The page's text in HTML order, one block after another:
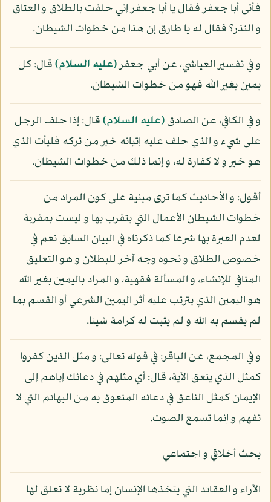
فأتى أبا جعفر فقال يا أبا جعفر إني حلفت بالطلاق و العتاق
و النذر؟ فقال له يا طارق إن هذا من خطوات الشيطان.
و في تفسير العياشي، عن أبي جعفر(عليه السلام)قال: كل
يمين بغير الله فهو من خطوات الشيطان.
و في الكافي، عن الصادق(عليه السلام)قال: إذا حلف الرجل
على شيء و الذي حلف عليه إتيانه خير من تركه فليأت الذي
هو خير و لا كفارة له، و إنما ذلك من خطوات الشيطان.
أقول: و الأحاديث كما ترى مبنية على كون المراد من
خطوات الشيطان الأعمال التي يتقرب بها و ليست بمقربة
لعدم العبرة بها شرعا كما ذكرناه في البيان السابق نعم في
خصوص الطلاق و نحوه وجه آخر للبطلان و هو التعليق
المنافي للإنشاء، و المسألة فقهية، و المراد باليمين بغير الله
هو اليمين الذي يترتب عليه أثر اليمين الشرعي أو القسم بما
لم يقسم به الله و لم يثبت له كرامة شيئا.
و في المجمع، عن الباقر: في قوله تعالى: و مثل الذين كفروا
كمثل الذي ينعق الآية، قال: أي مثلهم في دعائك إياهم إلى
الإيمان كمثل الناعق في دعائه المنعوق به من البهائم التي لا
تفهم و إنما تسمع الصوت.
بحث أخلاقي و اجتماعي
الآراء و العقائد التي يتخذها الإنسان إما نظرية لا تعلق لها